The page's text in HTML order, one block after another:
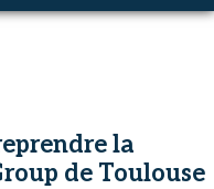
la
de Toulouse